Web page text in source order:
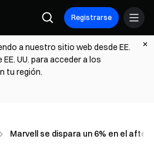
Registrarse
a nuestro sitio web desde EE.
UU. para acceder a los
tu región.
Marvell se dispara un 6% en el